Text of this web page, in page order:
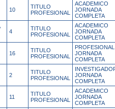
10
TITULO
PROFESIONAL
ACADEMICO
JORNADA
COMPLETA
4
TITULO
PROFESIONAL
ACADEMICO
JORNADA
COMPLETA
16
TITULO
PROFESIONAL
PROFESIONAL
JORNADA
COMPLETA
2
TITULO
PROFESIONAL
JORNADA
COMPLETA
11
TITULO
PROFESIONAL
ACADEMICO
JORNADA
COMPLETA